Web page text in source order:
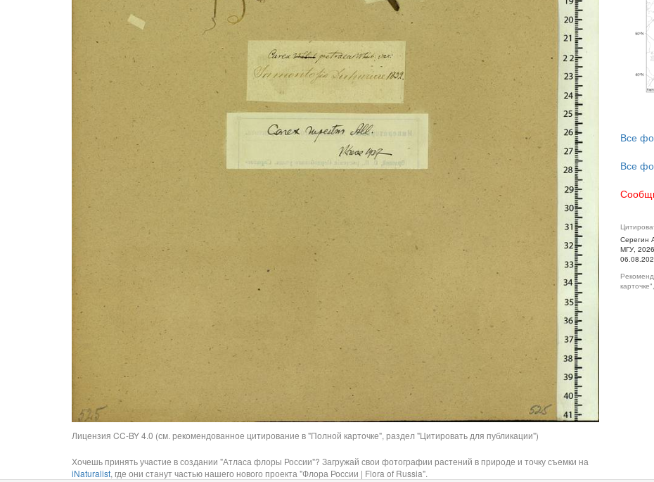
Лицензия CC-BY 4.0 (см. рекомендованное цитирование в "Полной карточке", раздел "Цитировать для публикации")
Хочешь принять участие в создании "Атласа флоры России"? Загружай свои фотографии растений в природе и точку съемки на
iNaturalist, где они станут частью нашего нового проекта "Флора России | Flora of Russia".
Все
Все
Серегин
МГУ,